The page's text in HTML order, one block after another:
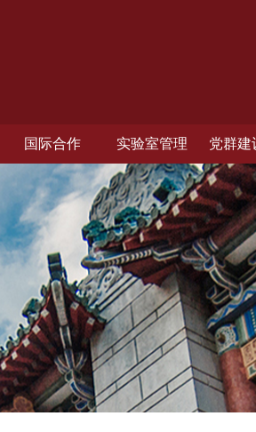
国际合作 实验室管理 党群建